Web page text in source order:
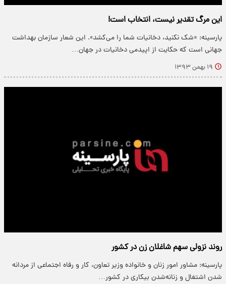
این مرگ تقدیر نیست، انتخاب است!
پارسینه: «شک نکنید، دخانیات شما را می‌کشد». این شعار سازمان بهداشت
جهانی است که حکایت از اپیدمی دخانیات در جهان…
۱۹ بهمن ۱۳۹۳
روند نزولی سهم شاغلان زن در کشور
پارسینه: مشاور امور زنان و خانواده وزیر تعاون، کار و رفاه اجتماعی از مردانه
شدن اشتغال و زنانه‌شدن بیکاری در کشور…